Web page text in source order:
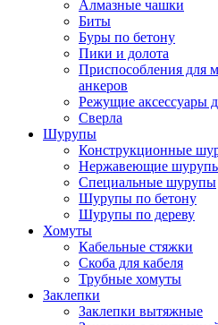
Алмазные чашки
Биты
Буры по бетону
Пики и долота
Приспособления для
анкеров
Режущие аксессуары
Сверла
Шурупы
Конструкционные
Нержавеющие
Специальные шурупы
Шурупы по бетону
Шурупы по дереву
Хомуты
Кабельные стяжки
Скоба для кабеля
Трубные хомуты
Заклепки
Заклепки вытяжные